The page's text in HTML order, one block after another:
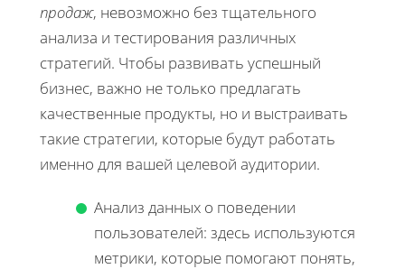
продаж, невозможно без тщательного
анализа и тестирования различных
стратегий. Чтобы развивать успешный
бизнес, важно не только предлагать
качественные продукты, но и выстраивать
такие стратегии, которые будут работать
именно для вашей целевой аудитории.
Анализ данных о поведении
пользователей: здесь используются
метрики, которые помогают понять,